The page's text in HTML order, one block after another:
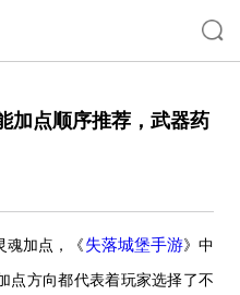
加点顺序推荐，武器药
加点， 《 失落城堡手游》中
点方向都代表着玩家选择了不